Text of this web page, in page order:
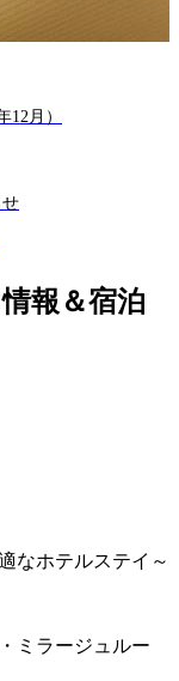
月）
報＆宿泊
なホテルステイ～
ミラージュルー